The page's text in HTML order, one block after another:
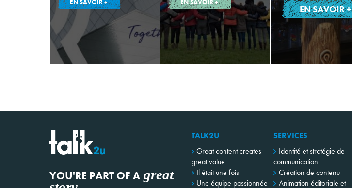
EN SAVOIR + EN SAVOIR +
EN SAVOIR +
YOU'RE PART OF A great
TALK2U
Great content creates
great value
Il était une fois
Une équipe passionnée
SERVICES
Identité et stratégie de
communication
Création de contenu
Animation éditoriale et